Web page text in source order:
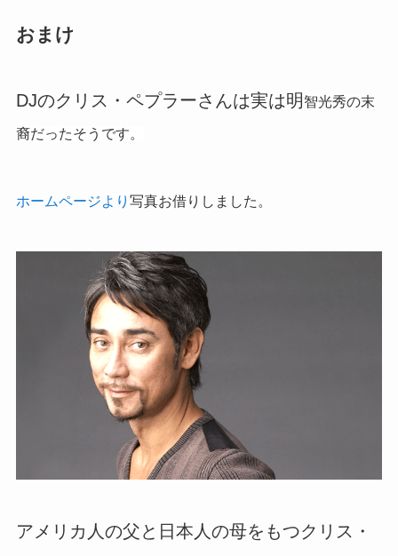
おまけ
DJのクリス・ペプラーさんは実は明智光秀の末
裔だったそうです。
ホームページより 写真お借りしました。
アメリカ人の父と日本人の母をもつクリス・